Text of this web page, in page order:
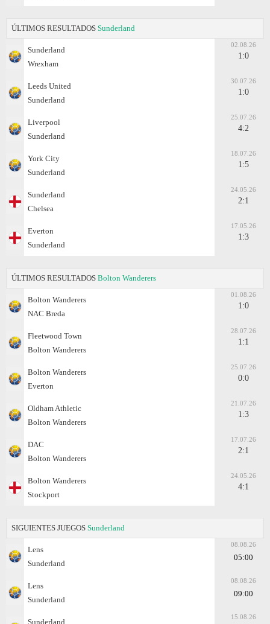
ÚLTIMOS RESULTADOS Sunderland
Sunderland
Wrexham
02.08.26
1:0
Leeds United
Sunderland
30.07.26
1:0
Liverpool
Sunderland
25.07.26
4:2
York City
Sunderland
18.07.26
1:5
Sunderland
Chelsea
24.05.26
2:1
Everton
Sunderland
17.05.26
1:3
ÚLTIMOS RESULTADOS Bolton Wanderers
Bolton Wanderers
NAC Breda
01.08.26
1:0
Fleetwood Town
Bolton Wanderers
28.07.26
1:1
Bolton Wanderers
Everton
25.07.26
0:0
Oldham Athletic
Bolton Wanderers
21.07.26
1:3
DAC
Bolton Wanderers
17.07.26
2:1
Bolton Wanderers
Stockport
24.05.26
4:1
SIGUIENTES JUEGOS Sunderland
Lens
Sunderland
08.08.26
05:00
Lens
Sunderland
08.08.26
09:00
Sunderland
15.08.26